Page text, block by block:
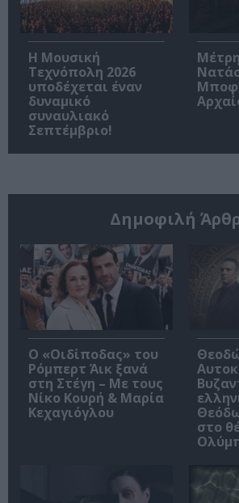
Η Μουσική
Τεχνόπολη 2026
υποδέχεται έναν
δυναμικό
συναυλιακό
Σεπτέμβριο!
Δημοφιλή
O «Οιδίποδας» του
Ρόμπερτ Άικ ξανά
στη Στέγη – Με τους
Νίκο Κουρή & Μαρία
Κεχαγιόγλου
στο